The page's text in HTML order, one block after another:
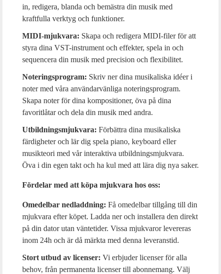
in, redigera, blanda och bemästra din musik med
kraftfulla verktyg och funktioner.
MIDI-mjukvara: Skapa och redigera MIDI-filer för att
styra dina VST-instrument och effekter, spela in och
sequencera din musik med precision och flexibilitet.
Noteringsprogram: Skriv ner dina musikaliska idéer i
noter med våra användarvänliga noteringsprogram.
Skapa noter för dina kompositioner, öva på dina
favoritlåtar och dela din musik med andra.
Utbildningsmjukvara: Förbättra dina musikaliska
färdigheter och lär dig spela piano, keyboard eller
musikteori med vår interaktiva utbildningsmjukvara.
Öva i din egen takt och ha kul med att lära dig nya saker.
Fördelar med att köpa mjukvara hos oss:
Omedelbar nedladdning: Få omedelbar tillgång till din
mjukvara efter köpet. Ladda ner och installera den direkt
på din dator utan väntetider. Vissa mjukvaror levereras
inom 24h och är då märkta med denna leveranstid.
Stort utbud av licenser: Vi erbjuder licenser för alla
behov, från permanenta licenser till abonnemang. Välj